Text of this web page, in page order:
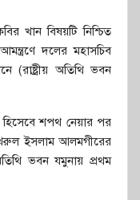
খান বিষয়টি নিশ্চিত
দলের মহাসচিব
(রাষ্ট্রীয় অতিথি ভবন
হিসেবে শপথ নেয়ার পর
ইসলাম আলমগীরের
ভবন যমুনায় প্রথম